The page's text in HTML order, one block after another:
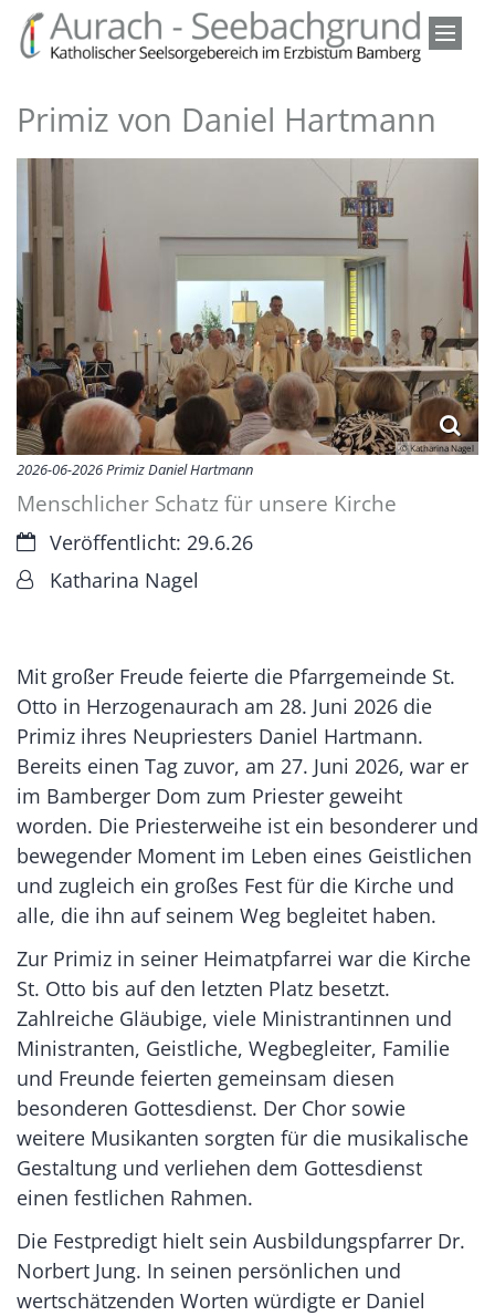
Zum Inhalt springen
Primiz von Daniel Hartmann
© Katharina Nagel
2026-06-2026 Primiz Daniel Hartmann
Menschlicher Schatz für unsere Kirche
Datum:Veröffentlicht: 29.6.26
Von:Katharina Nagel
Mit großer Freude feierte die Pfarrgemeinde St.
Otto in Herzogenaurach am 28. Juni 2026 die
Primiz ihres Neupriesters Daniel Hartmann.
Bereits einen Tag zuvor, am 27. Juni 2026, war er
im Bamberger Dom zum Priester geweiht
worden. Die Priesterweihe ist ein besonderer und
bewegender Moment im Leben eines Geistlichen
und zugleich ein großes Fest für die Kirche und
alle, die ihn auf seinem Weg begleitet haben.
Zur Primiz in seiner Heimatpfarrei war die Kirche
St. Otto bis auf den letzten Platz besetzt.
Zahlreiche Gläubige, viele Ministrantinnen und
Ministranten, Geistliche, Wegbegleiter, Familie
und Freunde feierten gemeinsam diesen
besonderen Gottesdienst. Der Chor sowie
weitere Musikanten sorgten für die musikalische
Gestaltung und verliehen dem Gottesdienst
einen festlichen Rahmen.
Die Festpredigt hielt sein Ausbildungspfarrer Dr.
Norbert Jung. In seinen persönlichen und
wertschätzenden Worten würdigte er Daniel